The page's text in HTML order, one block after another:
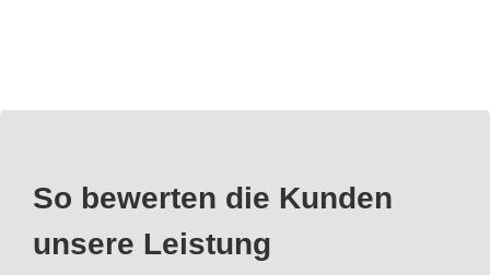
So bewerten die Kunden
unsere Leistung